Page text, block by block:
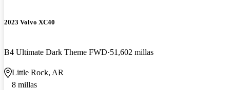
2023 Volvo XC40
B4 Ultimate Dark Theme FWD 51,602 millas
Little Rock, AR
8 millas